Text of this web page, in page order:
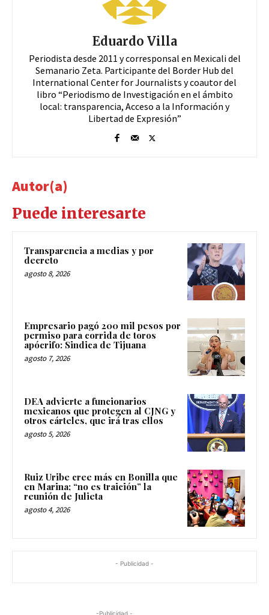
Eduardo Villa
Periodista desde 2011 y corresponsal en Mexicali del
Semanario Zeta. Participante del Border Hub del
International Center for Journalists y coautor del
libro “Periodismo de Investigación en el ámbito
local: transparencia, Acceso a la Información y
Libertad de Expresión”
Autor(a)
Puede interesarte
Transparencia a medias y por
decreto
agosto 8, 2026
Empresario pagó 200 mil pesos por
permiso para corrida de toros
apócrifo: Sindica de Tijuana
agosto 7, 2026
DEA advierte a funcionarios
mexicanos que protegen al CJNG y
otros cárteles, que irá tras ellos
agosto 5, 2026
Ruiz Uribe cree más en Bonilla que
en Marina; “no es traición” la
reunión de Julieta
agosto 4, 2026
- Publicidad -
-Publicidad -